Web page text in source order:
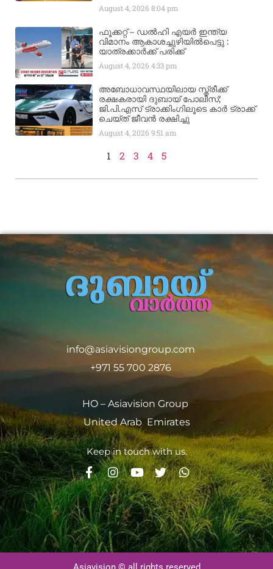
August 4, 20268:04 pm
ഫൂക്കറ്റ് – ഡൽഹി എയര്‍ ഇന്ത്യ
വിമാനം ആകാശച്ചുഴിയില്‍പെട്ടു :
യാത്രക്കാര്‍ക്ക് പരിക്ക്
August 4, 20264:33 pm
അബോധാവസ്ഥയിലായ സ്ത്രീക്ക്
രക്ഷകരായി ദുബായ് പോലീസ്;
ജി.പി.എസ് ട്രാക്കിംഗിലൂടെ കാർ ട്രാക്ക്
ചെയ്ത് ജീവൻ രക്ഷിച്ചു
August 4, 20269:51 am
1 2 3 4 5
info@asiavisiongroup.com
+971 55 700 2876
HO – Asiavision Group
United Arab Emirates
Keep in touch with us.